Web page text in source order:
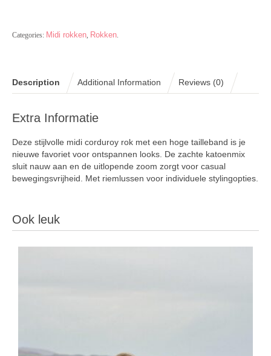
Categories: Midi rokken, Rokken.
Description Additional Information Reviews (0)
Extra Informatie
Deze stijlvolle midi corduroy rok met een hoge tailleband is je
nieuwe favoriet voor ontspannen looks. De zachte katoenmix
sluit nauw aan en de uitlopende zoom zorgt voor casual
bewegingsvrijheid. Met riemlussen voor individuele stylingopties.
Ook leuk